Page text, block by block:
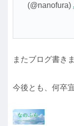
(@nanofura)
またブログ書きま
今後とも、何卒